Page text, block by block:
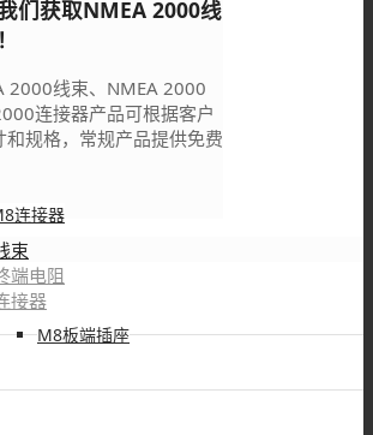
连接器
M8板端插座
们获取NMEA 2000线
！
2000线束、NMEA 2000
连接器产品可根据客户
规格，常规产品提供免费
束
端电阻
接器